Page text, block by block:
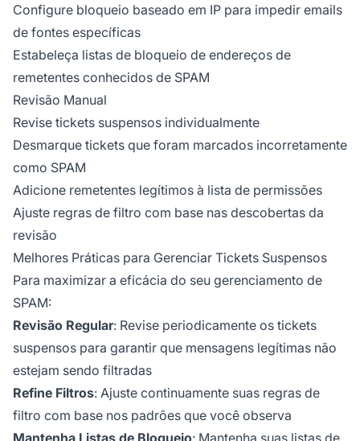
Configure bloqueio baseado em IP para impedir emails
de fontes específicas
Estabeleça listas de bloqueio de endereços de
remetentes conhecidos de SPAM
Revisão Manual
Revise tickets suspensos individualmente
Desmarque tickets que foram marcados incorretamente
como SPAM
Adicione remetentes legítimos à lista de permissões
Ajuste regras de filtro com base nas descobertas da
revisão
Melhores Práticas para Gerenciar Tickets Suspensos
Para maximizar a eficácia do seu gerenciamento de
SPAM:
Revisão Regular: Revise periodicamente os tickets
suspensos para garantir que mensagens legítimas não
estejam sendo filtradas
Refine Filtros: Ajuste continuamente suas regras de
filtro com base nos padrões que você observa
Mantenha Listas de Bloqueio: Mantenha suas listas de